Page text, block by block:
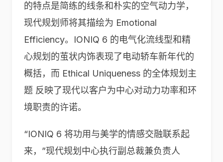
的特点是简练的线条和朴实的空气动力学，
现代规划师将其描绘为 Emotional
Efficiency。IONIQ 6 的电气化流线型和精
心规划的茧状内饰表现了电动轿车新年代的
概括，而 Ethical Uniqueness 的全体规划主
题 反映了现代以客户为中心对动力功率和环
境职责的许诺。
“IONIQ 6 将功用与美学的情感交融联系起
来，”现代规划中心执行副总裁兼负责人